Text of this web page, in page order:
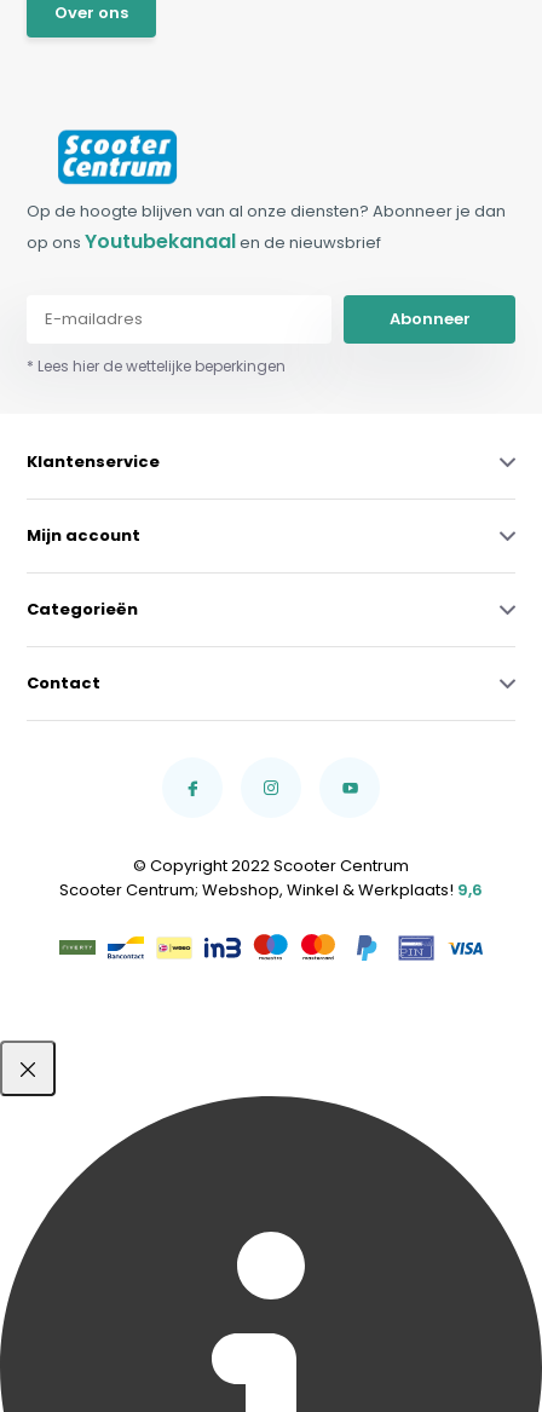
Over ons
Op de hoogte blijven van al onze diensten? Abonneer je dan
op onsYoutubekanaalen de nieuwsbrief
Abonneer
* Lees hier de wettelijke beperkingen
Klantenservice
Mijn account
Categorieën
Contact
© Copyright 2022 Scooter Centrum
Scooter Centrum; Webshop, Winkel & Werkplaats! 9,6